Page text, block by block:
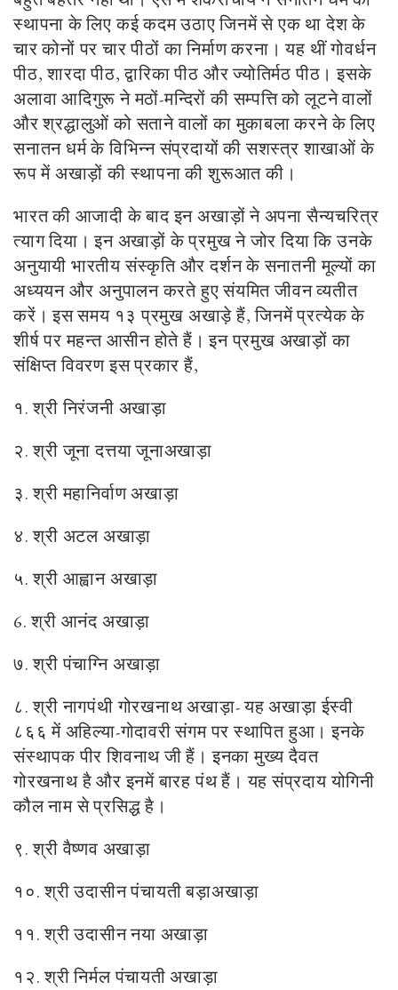
स्थापना के लिए कई कदम उठाए जिनमें से एक था देश के
चार कोनों पर चार पीठों का निर्माण करना। यह थीं गोवर्धन
पीठ, शारदा पीठ, द्वारिका पीठ और ज्योतिर्मठ पीठ। इसके
अलावा आदिगुरू ने मठों-मन्दिरों की सम्पत्ति को लूटने वालों
और श्रद्धालुओं को सताने वालों का मुकाबला करने के लिए
सनातन धर्म के विभिन्न संप्रदायों की सशस्त्र शाखाओं के
रूप में अखाड़ों की स्थापना की शुरूआत की।
भारत की आजादी के बाद इन अखाड़ों ने अपना सैन्यचरित्र
त्याग दिया। इन अखाड़ों के प्रमुख ने जोर दिया कि उनके
अनुयायी भारतीय संस्कृति और दर्शन के सनातनी मूल्यों का
अध्ययन और अनुपालन करते हुए संयमित जीवन व्यतीत
करें। इस समय १३ प्रमुख अखाड़े हैं, जिनमें प्रत्येक के
शीर्ष पर महन्त आसीन होते हैं। इन प्रमुख अखाड़ों का
संक्षिप्त विवरण इस प्रकार हैं,
१. श्री निरंजनी अखाड़ा
२. श्री जूना दत्तया जूनाअखाड़ा
३. श्री महानिर्वाण अखाड़ा
४. श्री अटल अखाड़ा
५. श्री आह्वान अखाड़ा
6. श्री आनंद अखाड़ा
७. श्री पंचाग्नि अखाड़ा
८. श्री नागपंथी गोरखनाथ अखाड़ा- यह अखाड़ा ईस्वी
८६६ में अहिल्या-गोदावरी संगम पर स्थापित हुआ। इनके
संस्थापक पीर शिवनाथ जी हैं। इनका मुख्य दैवत
गोरखनाथ है और इनमें बारह पंथ हैं। यह संप्रदाय योगिनी
कौल नाम से प्रसिद्ध है।
९. श्री वैष्णव अखाड़ा
१०. श्री उदासीन पंचायती बड़ाअखाड़ा
११. श्री उदासीन नया अखाड़ा
१२. श्री निर्मल पंचायती अखाड़ा